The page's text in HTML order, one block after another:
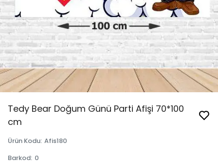
Tedy Bear Doğum Günü Parti Afişi 70*100
cm
Ürün Kodu: Afis180
Barkod: 0